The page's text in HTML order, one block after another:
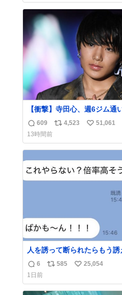
数
ス
ト
ね
数
【衝撃】寺田心、週6ジム通
62kg→82kgに 110kgのベン
げる姿披露
news.livedoor.com/article/detail…
のみだったが、更に筋肉を
個、ゼリー飲料3～4本、パス
オーバーの食事を摂取し、
返
信
数
609
リ
ス
ト
数
4,523
い
ね
数
51,061
13時間前
人を誘って断られたらもう
人、これ見て元気出してほし
返
信
数
6
リ
ス
585
い
ね
25,054
1日前